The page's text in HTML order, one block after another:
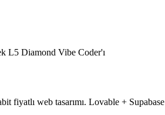
L5 Diamond Vibe Coder'ı
fiyatlı web tasarımı. Lovable + Supabase